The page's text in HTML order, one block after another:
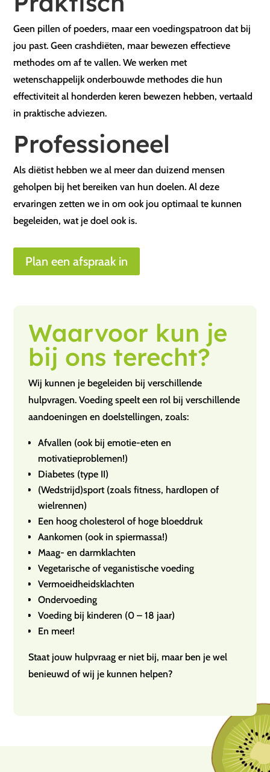
Geen pillen of poeders, maar een voedingspatroon dat bij
jou past. Geen crashdiëten, maar bewezen effectieve
methodes om af te vallen. We werken met
wetenschappelijk onderbouwde methodes die hun
effectiviteit al honderden keren bewezen hebben, vertaald
in praktische adviezen.
Professioneel
Als diëtist hebben we al meer dan duizend mensen
geholpen bij het bereiken van hun doelen. Al deze
ervaringen zetten we in om ook jou optimaal te kunnen
begeleiden, wat je doel ook is.
Plan een afspraak in
Waarvoor kun je
bij ons terecht?
Wij kunnen je begeleiden bij verschillende
hulpvragen. Voeding speelt een rol bij verschillende
aandoeningen en doelstellingen, zoals:
Afvallen (ook bij emotie-eten en
motivatieproblemen!)
Diabetes (type II)
(Wedstrijd)sport (zoals fitness, hardlopen of
wielrennen)
Een hoog cholesterol of hoge bloeddruk
Aankomen (ook in spiermassa!)
Maag- en darmklachten
Vegetarische of veganistische voeding
Vermoeidheidsklachten
Ondervoeding
Voeding bij kinderen (0 – 18 jaar)
En meer!
Staat jouw hulpvraag er niet bij, maar ben je wel
benieuwd of wij je kunnen helpen?